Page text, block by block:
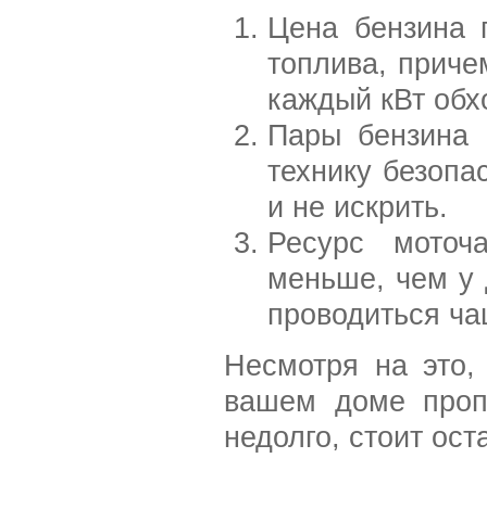
Цена бензина
топлива,
каждый кВт
Пары бензина
технику
и не искрить.
Ресурс
меньше, чем у
проводиться
Несмотря на
вашем доме
недолго, стоит